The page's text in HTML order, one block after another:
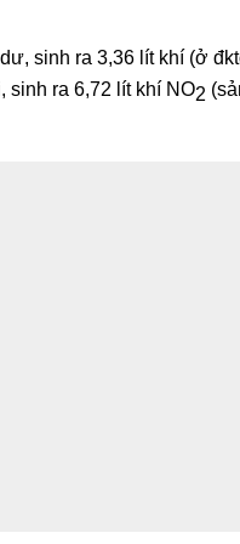
sinh ra 3,36 lít khí (ở
sinh ra 6,72 lít khí NO2